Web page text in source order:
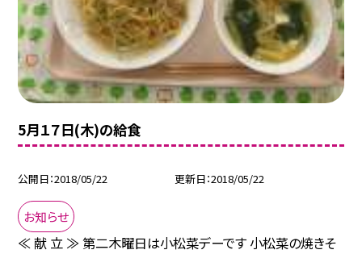
5月１７日(木)の給食
公開日 2018/05/22 更新日 2018/05/22
お知らせ
≪ 献 立 ≫ 第二木曜日は小松菜デーです 小松菜の焼きそ